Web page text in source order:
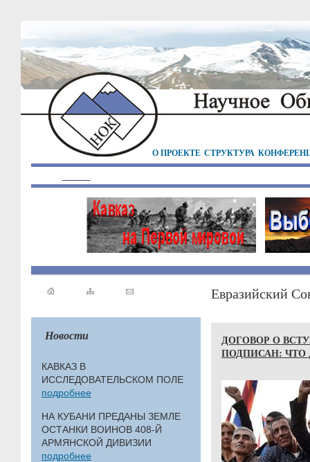
О ПРОЕКТЕ СТРУКТУРА
Новости
КАВКАЗ В
ИССЛЕДОВАТЕЛЬСКОМ ПОЛЕ
подробнее
НА КУБАНИ ПРЕДАНЫ ЗЕМЛЕ
ОСТАНКИ ВОИНОВ 408-Й
АРМЯНСКОЙ ДИВИЗИИ
подробнее
Евразийский
ДОГОВОР О
ПОДПИСАН: ЧТО